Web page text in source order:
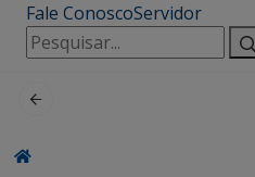
Fale ConoscoServidor
Pesquisar
por: